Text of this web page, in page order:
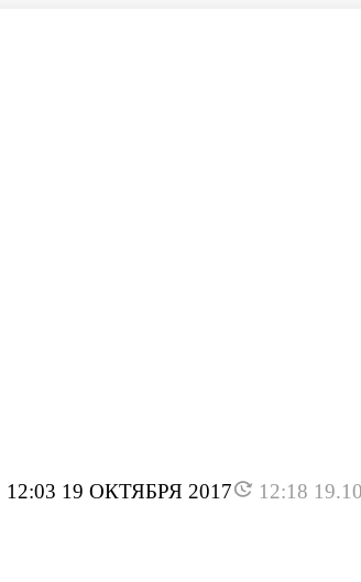
12:03 19 ОКТЯБРЯ 2017 12:18